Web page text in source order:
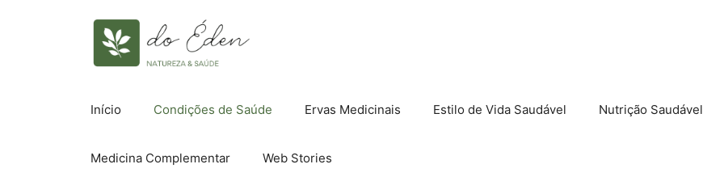
Início Condições de Saúde Ervas Medicinais Estilo de Vida Saudável Nutrição Saudável
Medicina Complementar Web Stories